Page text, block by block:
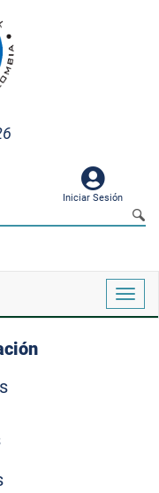
Iniciar Sesión